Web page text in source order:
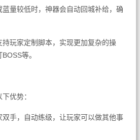
量较低时，神器会自动回城补给，确
持玩家定制脚本，实现更加复杂的操
等。
优势：
手，自动练级，让玩家可以做其他事